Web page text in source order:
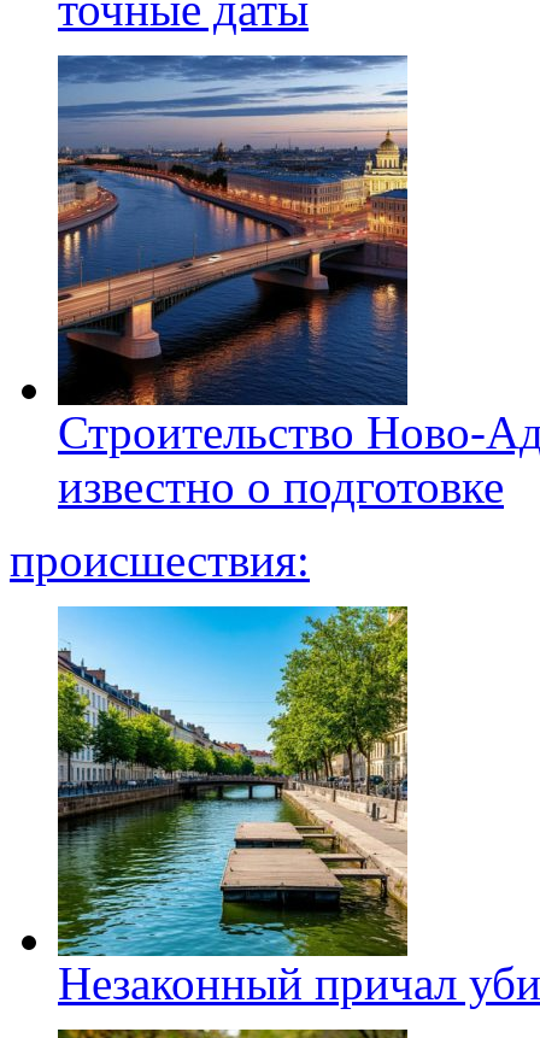
Строительство Ново-
известно о подготовке
происшествия:
Незаконный причал